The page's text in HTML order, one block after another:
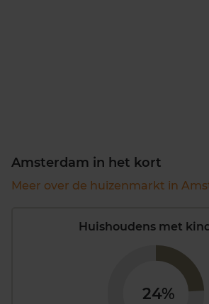
Amsterdam in het kort
Meer over de huizenmarkt in
Huishoudens met
24%